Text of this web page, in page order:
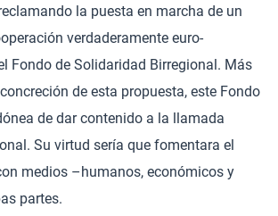
la puesta en marcha de un
verdaderamente euro-
Fondo de Solidaridad Birregional. Más
de esta propuesta, este Fondo
de dar contenido a la llamada
Su virtud sería que fomentara el
medios –humanos, económicos y
partes.